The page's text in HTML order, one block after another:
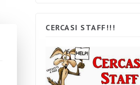
CERCASI STAFF!!!